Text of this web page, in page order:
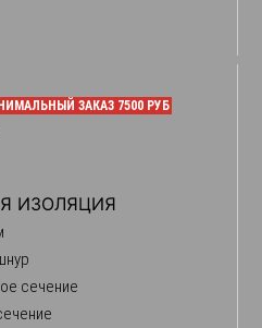
ЗАКАЗ 7500 РУБ
ИЗОЛЯЦИЯ
сечение